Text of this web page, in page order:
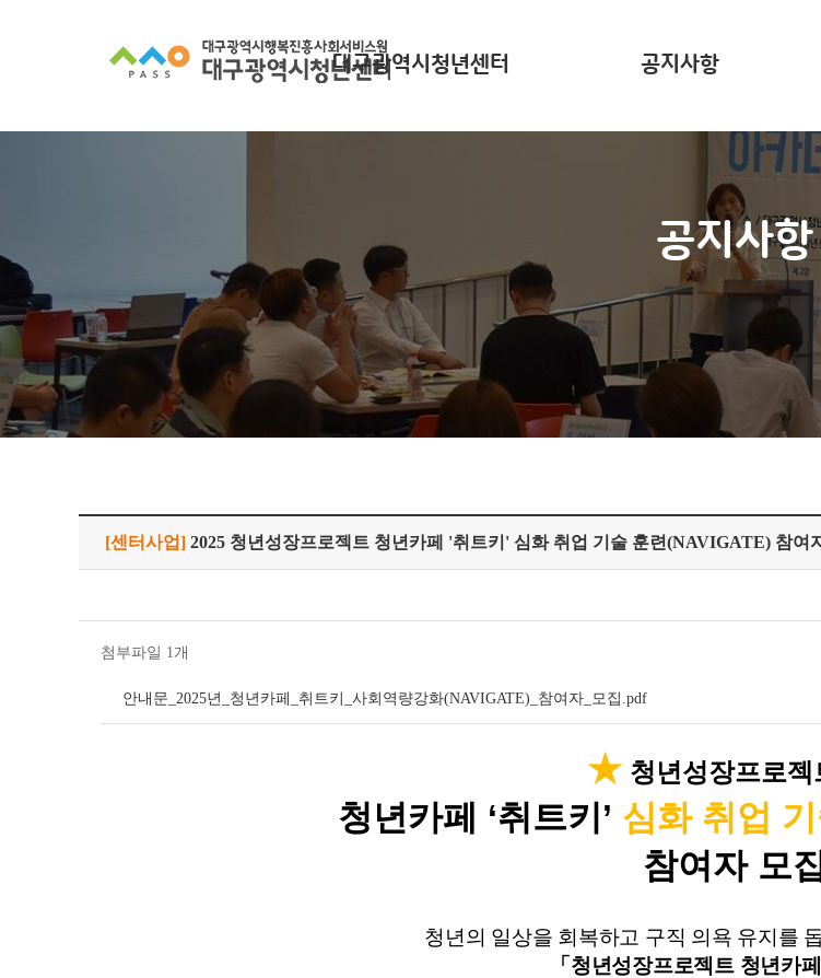
대구광역시청년센터 공지사항
공지사항
[센터사업] 2025 청년성장프로젝트 청년카페 '취트키' 심화 취업 기술 훈련(NAVIGATE) 참여
첨부파일 1개
안내문_2025년_청년카페_취트키_사회역량강화(NAVIGATE)_참여자_모집.pdf
★ 청년성장프로젝
청년카페 ‘취트키’ 심화 취업
참여자 모
청년의 일상을 회복하고 구직 의욕 유지를
「청년성장프로젝트 청년카페